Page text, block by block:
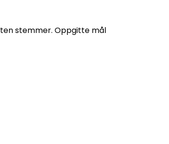
stemmer. Oppgitte mål